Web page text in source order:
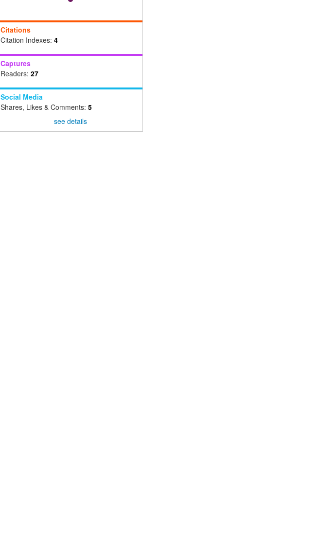
Citations
Citation Indexes: 4
Captures
Readers: 27
Social Media
Shares, Likes & Comments: 5
see details